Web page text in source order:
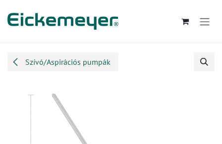
Szívó/Aspirációs pumpák